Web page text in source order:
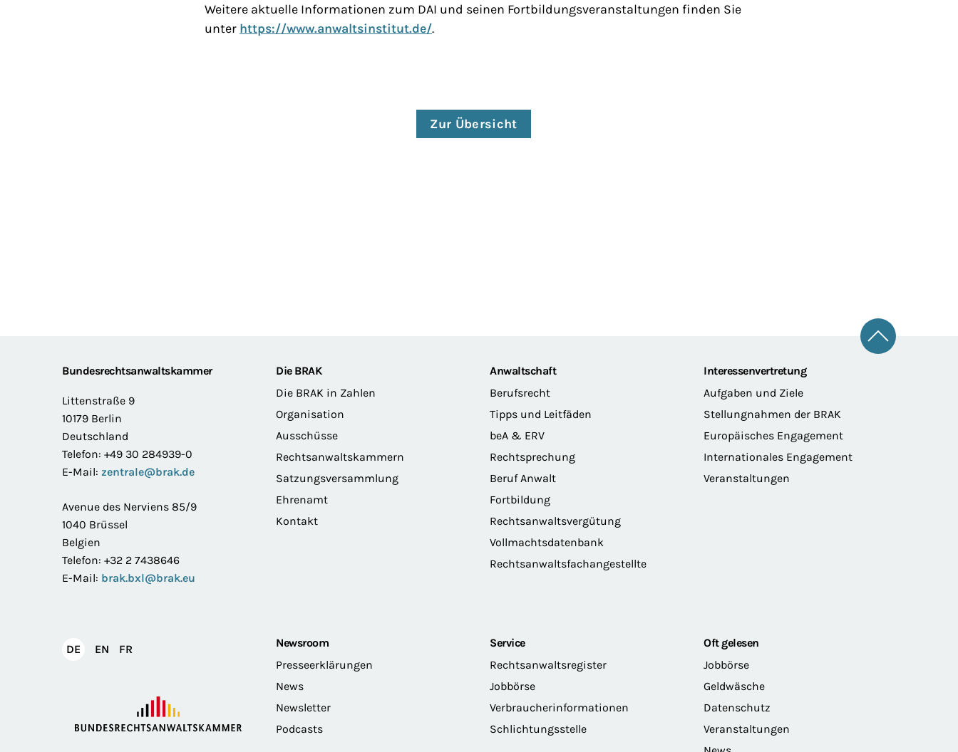
Weitere aktuelle Informationen zum DAI und seinen Fortbildungsveranstaltungen finden Sie
unter https://www.anwaltsinstitut.de/.
Zur Übersicht
Footer
Zum
Bundesrechtsanwaltskammer
Littenstraße 9
10179 Berlin
Deutschland
Telefon: +49 30 284939-0
E-Mail: zentrale@brak.de
Avenue des Nerviens 85/9
1040 Brüssel
Belgien
Telefon: +32 2 7438646
E-Mail: brak.bxl@brak.eu
Die BRAK
Die BRAK in Zahlen
Organisation
Ausschüsse
Rechtsanwaltskammern
Satzungsversammlung
Ehrenamt
Kontakt
Anwaltschaft
Berufsrecht
Tipps und Leitfäden
beA & ERV
Rechtsprechung
Beruf Anwalt
Fortbildung
Rechtsanwaltsvergütung
Vollmachtsdatenbank
Rechtsanwaltsfachangestellte
Interessenvertretung
Aufgaben und Ziele
Stellungnahmen der BRAK
Europäisches Engagement
Internationales Engagement
Veranstaltungen
DEDeutsch
EN English
FR
Newsroom
Presseerklärungen
News
Newsletter
Podcasts
Service
Rechtsanwaltsregister
Jobbörse
Verbraucherinformationen
Schlichtungsstelle
Oft gelesen
Jobbörse
Geldwäsche
Datenschutz
Veranstaltungen